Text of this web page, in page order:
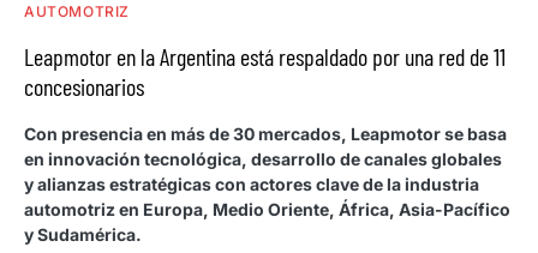
AUTOMOTRIZ
Leapmotor en la Argentina está respaldado por una red de 11
concesionarios
Con presencia en más de 30 mercados, Leapmotor se basa
en innovación tecnológica, desarrollo de canales globales
y alianzas estratégicas con actores clave de la industria
automotriz en Europa, Medio Oriente, África, Asia-Pacífico
y Sudamérica.